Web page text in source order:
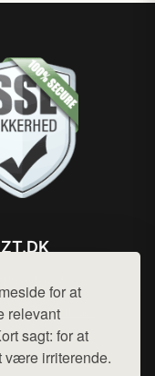
for at
relevant
sagt: for at
være irriterende.
hej@want.dk
og privatlivspolitik